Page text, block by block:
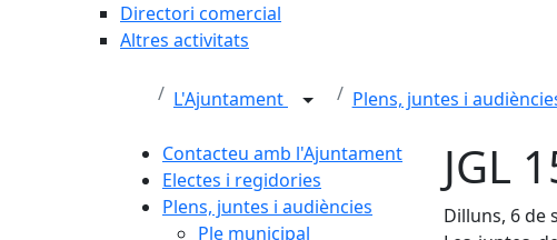
Directori comercial
Altres activitats
L'Ajuntament Plens, juntes i
Contacteu amb l'Ajuntament
Electes i regidories
Plens, juntes i audiències
Ple municipal
JGL
Dilluns, 6 de